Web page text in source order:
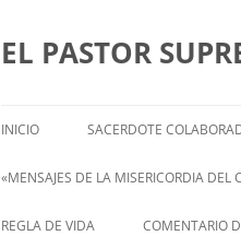
EL PASTOR
INICIO SACERDOTE
«MENSAJES DE LA MISERICORDIA DEL
ENGLISH
REGLA DE VIDA COMENTARIO